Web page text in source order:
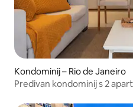
Kondominij – Rio de Janeiro
Predivan kondominij s 2